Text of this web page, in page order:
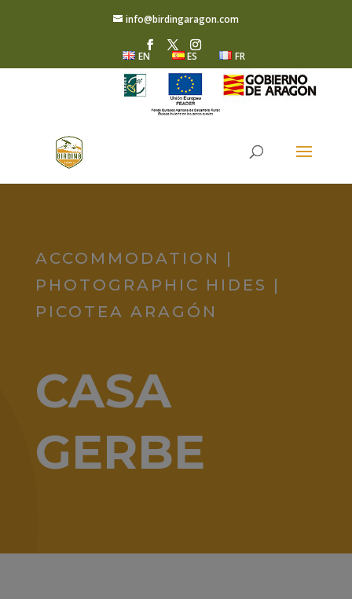
info@birdingaragon.com
EN ES FR
ACCOMMODATION |
PHOTOGRAPHIC HIDES |
PICOTEA ARAGÓN
CASA
GERBE